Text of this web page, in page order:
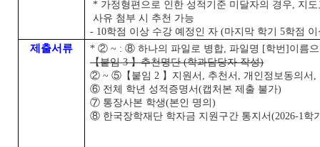
* 가정형편으로 인한 성적기준 미달자의 경우, 지
사유 첨부 시 추천 가능
- 10학점 이상 수강 예정인 자 (마지막 학기 5학점
제출서류
* ② ~ : ⑧ 하나의 파일로 병합, 파일명 [학번]이름으
【붙임 3 】추천명단 (학과담당자 작성)
② ~ ⑤【붙임 2 】지원서, 추천서, 개인정보동의서,
⑥ 전체 학년 성적증명서(캡처본 제출 불가)
⑦ 통장사본 학생(본인 명의)
⑧ 한국장학재단 학자금 지원구간 통지서(2026-1학